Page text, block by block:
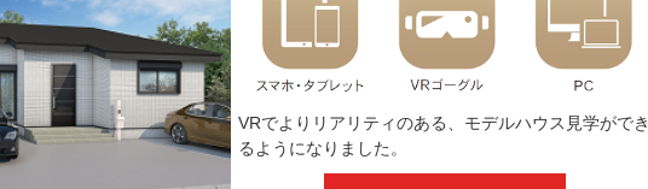
VRでよりリアリティのある、モデルハウス見学ができ
るようになりました。